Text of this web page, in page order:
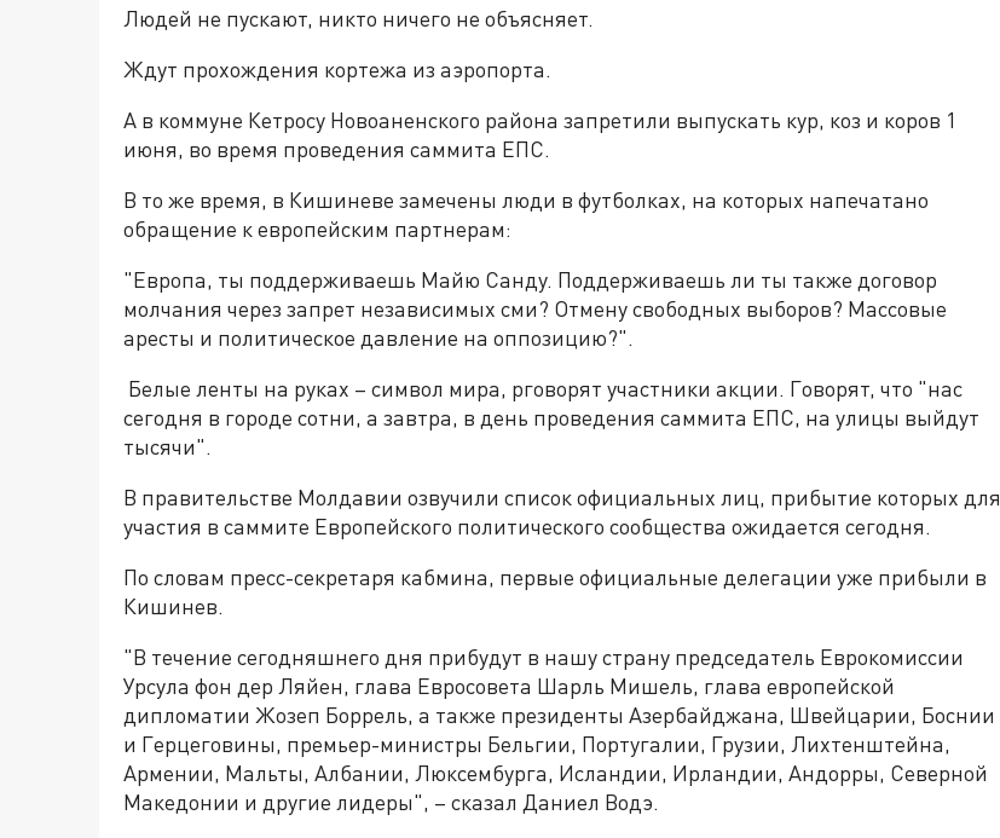
Людей не пускают, никто ничего не объясняет.
Ждут прохождения кортежа из аэропорта.
А в коммуне Кетросу Новоаненского района запретили выпускать кур, коз и коров 1
июня, во время проведения саммита ЕПС.
В то же время, в Кишиневе замечены люди в футболках, на которых напечатано
обращение к европейским партнерам:
"Европа, ты поддерживаешь Майю Санду. Поддерживаешь ли ты также договор
молчания через запрет независимых сми? Отмену свободных выборов? Массовые
аресты и политическое давление на оппозицию?".
Белые ленты на руках – символ мира, рговорят участники акции. Говорят, что "нас
сегодня в городе сотни, а завтра, в день проведения саммита ЕПС, на улицы выйдут
тысячи".
В правительстве Молдавии озвучили список официальных лиц, прибытие которых для
участия в саммите Европейского политического сообщества ожидается сегодня.
По словам пресс-секретаря кабмина, первые официальные делегации уже прибыли в
Кишинев.
"В течение сегодняшнего дня прибудут в нашу страну председатель Еврокомиссии
Урсула фон дер Ляйен, глава Евросовета Шарль Мишель, глава европейской
дипломатии Жозеп Боррель, а также президенты Азербайджана, Швейцарии, Боснии
и Герцеговины, премьер-министры Бельгии, Португалии, Грузии, Лихтенштейна,
Армении, Мальты, Албании, Люксембурга, Исландии, Ирландии, Андорры, Северной
Македонии и другие лидеры", – сказал Даниел Водэ.